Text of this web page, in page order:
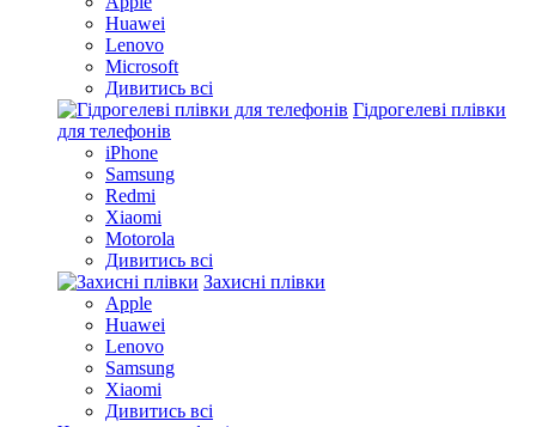
Huawei
Lenovo
Microsoft
Дивитись всі
Гідрогелеві плівки
для телефонів
iPhone
Samsung
Redmi
Xiaomi
Motorola
Дивитись всі
Захисні плівки
Apple
Huawei
Lenovo
Samsung
Xiaomi
Дивитись всі